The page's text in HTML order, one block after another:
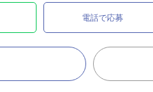
電話で応募